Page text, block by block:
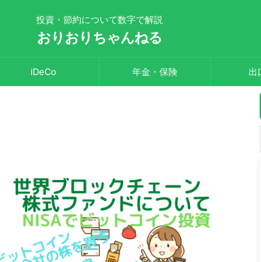
投資・節約について数字で解説
おりおりちゃんねる
iDeCo 年金・保険 出